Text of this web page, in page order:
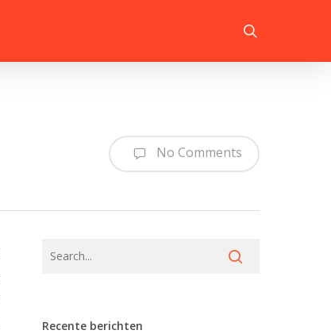
No Comments
Recente berichten